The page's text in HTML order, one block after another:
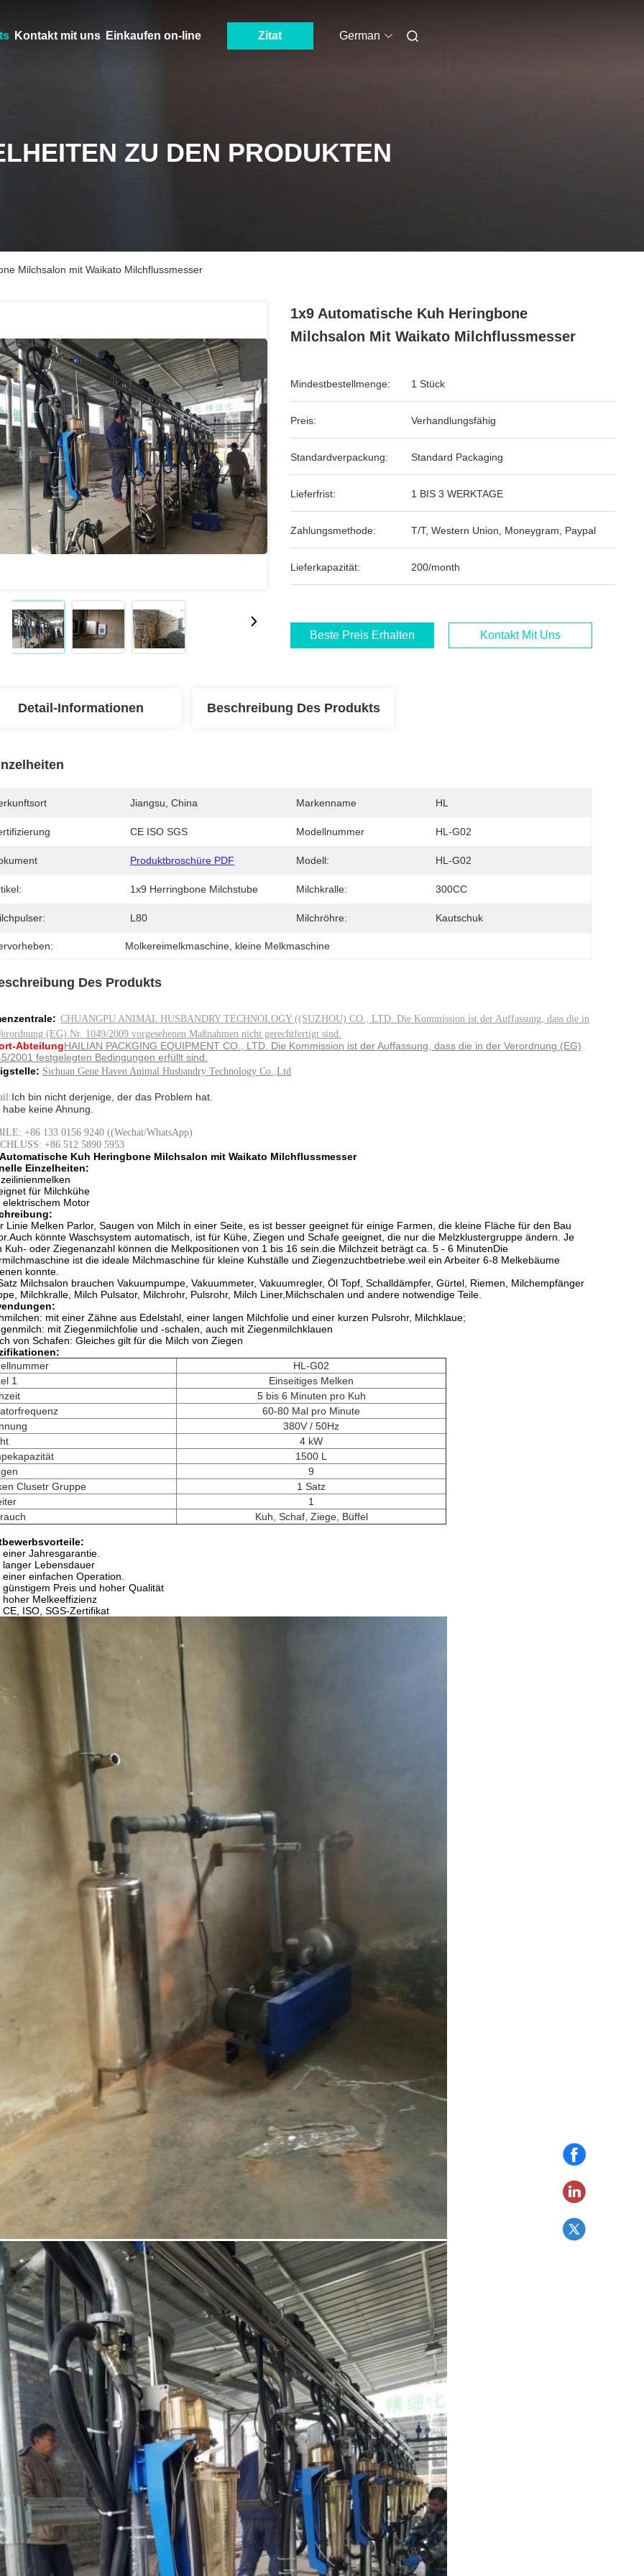
Kontakt mit uns Einkaufen on-line Zitat German
ZU DEN PRODUKTEN
Milchsalon mit Waikato Milchflussmesser
1x9 Automatische Kuh Heringbone
Milchsalon Mit Waikato Milchflussmesser
Mindestbestellmenge: 1 Stück
Preis: Verhandlungsfähig
Standardverpackung: Standard Packaging
Lieferfrist: 1 BIS 3 WERKTAGE
Zahlungsmethode: T/T, Western Union, Moneygram, Paypal
Lieferkapazität: 200/month
Beste Preis Erhalten Kontakt Mit Uns
Detail-Informationen Beschreibung Des Produkts
Jiangsu, China Markenname HL
CE ISO SGS Modellnummer HL-G02
Produktbroschüre PDF Modell: HL-G02
1x9 Herringbone Milchstube Milchkralle: 300CC
L80 Milchröhre: Kautschuk
Molkereimelkmaschine kleine Melkmaschine
Des Produkts
CHUANGPU ANIMAL HUSBANDRY TECHNOLOGY ((SUZHOU) CO., LTD. Die Kommission ist der Auffassung, dass die in
(EG) Nr. 1049/2009 vorgesehenen Maßnahmen nicht gerechtfertigt sind.
AbteilungHAILIAN PACKGING EQUIPMENT CO., LTD. Die Kommission ist der Auffassung, dass die in der Verordnung (EG)
2001 festgelegten Bedingungen erfüllt sind.
Sichuan Gene Haven Animal Husbandry Technology Co.,Ltd
Ich bin nicht derjenige, der das Problem hat.
keine Ahnung.
+86 133 0156 9240 ((Wechat/WhatsApp)
+86 512 5890 5953
Kuh Heringbone Milchsalon mit Waikato Milchflussmesser
Einzelheiten:
für Milchkühe
elektrischem Motor
Linie Melken Parlor, Saugen von Milch in einer Seite, es ist besser geeignet für einige Farmen, die kleine Fläche für den Bau
könnte Waschsystem automatisch, ist für Kühe, Ziegen und Schafe geeignet, die nur die Melzklustergruppe ändern. Je
Kuh- oder Ziegenanzahl können die Melkpositionen von 1 bis 16 sein.die Milchzeit beträgt ca. 5 - 6 MinutenDie
ist die ideale Milchmaschine für kleine Kuhställe und Ziegenzuchtbetriebe.weil ein Arbeiter 6-8 Melkebäume
konnte.
Milchsalon brauchen Vakuumpumpe, Vakuummeter, Vakuumregler, Öl Topf, Schalldämpfer, Gürtel, Riemen, Milchempfänger
Milchkralle, Milch Pulsator, Milchrohr, Pulsrohr, Milch Liner,Milchschalen und andere notwendige Teile.
mit einer Zähne aus Edelstahl, einer langen Milchfolie und einer kurzen Pulsrohr, Milchklaue;
mit Ziegenmilchfolie und -schalen, auch mit Ziegenmilchklauen
von Schafen: Gleiches gilt für die Milch von Ziegen
HL-G02
1
Einseitiges Melken
5 bis 6 Minuten pro Kuh
60-80 Mal pro Minute
380V / 50Hz
4 kW
1500 L
9
Clusetr Gruppe
1 Satz
1
Kuh, Schaf, Ziege, Büffel
einer Jahresgarantie.
langer Lebensdauer
einer einfachen Operation.
günstigem Preis und hoher Qualität
hoher Melkeeffizienz
CE, ISO, SGS-Zertifikat